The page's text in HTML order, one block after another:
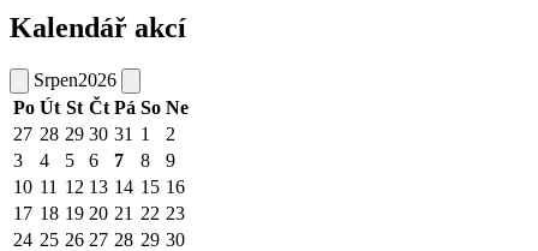
Kalendář akcí
Srpen2026
Po Út St Čt Pá So Ne
27 28 29 30 31 1
2
3
4 5 6 7 8
9
10 11 12 13 14 15 16
17 18 19 20 21 22 23
24 25 26 27 28 29 30